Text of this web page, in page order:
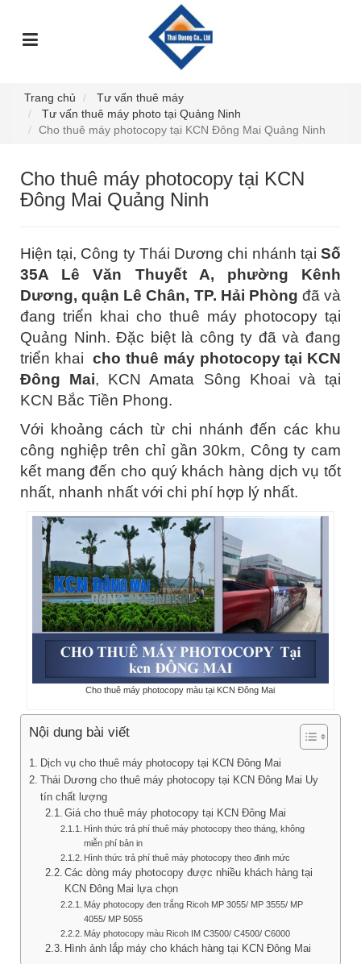
CHỦ
THIỆU
VỤ
KIỆN
TƯ
PHẨM
Trang chủ
Tư vấn thuê máy
Tư vấn thuê máy photo tại Quảng Ninh
Cho thuê máy photocopy tại KCN Đông Mai Quảng Ninh
Cho thuê máy photocopy tại KCN
Đông Mai Quảng Ninh
Hiện tại, Công ty Thái Dương chi nhánh tại Số
35A Lê Văn Thuyết A, phường Kênh
Dương, quận Lê Chân, TP. Hải Phòng đã và
đang triển khai cho thuê máy photocopy tại
Quảng Ninh. Đặc biệt là công ty đã và đang
triển khaicho thuê máy photocopy tại KCN
Đông Mai, KCN Amata Sông Khoai và tại
KCN Bắc Tiền Phong.
Với khoảng cách từ chi nhánh đến các khu
công nghiệp trên chỉ gần 30km, Công ty cam
kết mang đến cho quý khách hàng dịch vụ tốt
nhất, nhanh nhất với chi phí hợp lý nhất.
Cho thuê máy photocopy màu tại KCN Đông Mai
Nội dung bài viết
Dịch vụ cho thuê máy photocopy tại KCN Đông Mai
Thái Dương cho thuê máy photocopy tại KCN Đông Mai Uy
tín chất lượng
Giá cho thuê máy photocopy tại KCN Đông Mai
Hình thức trả phí thuê máy photocopy theo tháng, không
miễn phí bản in
Hình thức trả phí thuê máy photocopy theo định mức
Các dòng máy photocopy được nhiều khách hàng tại
KCN Đông Mai lựa chọn
Máy photocopy đen trắng Ricoh MP 3055/ MP 3555/ MP
4055/ MP 5055
Máy photocopy màu Ricoh IM C3500/ C4500/ C6000
Hình ảnh lắp máy cho khách hàng tại KCN Đông Mai